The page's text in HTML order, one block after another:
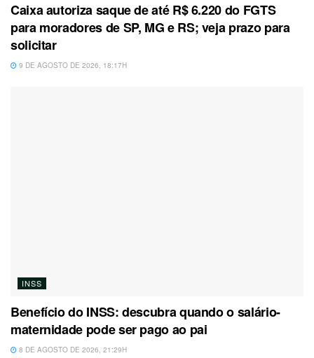
Caixa autoriza saque de até R$ 6.220 do FGTS
para moradores de SP, MG e RS; veja prazo para
solicitar
9 DE AGOSTO DE 2026, 18:17H
INSS
Benefício do INSS: descubra quando o salário-
maternidade pode ser pago ao pai
8 DE AGOSTO DE 2026, 21:29H